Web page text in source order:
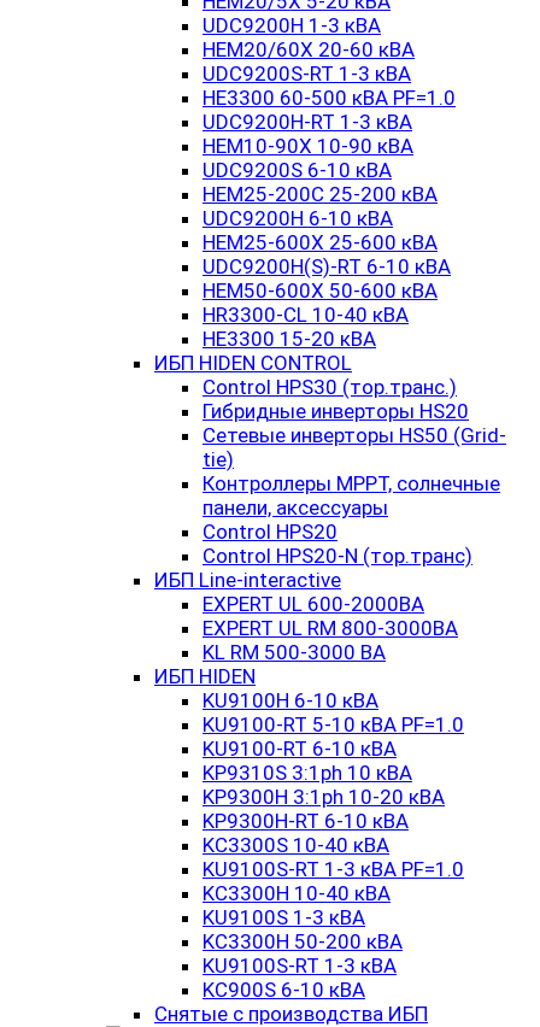
UDC9200H 1-3 кВА
HEM20/60X 20-60 кВА
UDC9200S-RT 1-3 кВА
HE3300 60-500 кВА PF=1.0
UDC9200H-RT 1-3 кВА
HEM10-90X 10-90 кВА
UDC9200S 6-10 кВА
HEM25-200C 25-200 кВА
UDC9200H 6-10 кВА
HEM25-600X 25-600 кВА
UDC9200H(S)-RT 6-10 кВА
HEM50-600X 50-600 кВА
HR3300-CL 10-40 кВА
HE3300 15-20 кВА
ИБП HIDEN CONTROL
Control HPS30 (тор.транс.)
Гибридные инверторы HS20
Сетевые инверторы HS50 (Grid-
tie)
Контроллеры MPPT, солнечные
панели, аксессуары
Control HPS20
Control HPS20-N (тор.транс)
ИБП Line-interactive
EXPERT UL 600-2000ВА
EXPERT UL RM 800-3000ВА
KL RM 500-3000 ВА
ИБП HIDEN
KU9100H 6-10 кВА
KU9100-RT 5-10 кВА PF=1.0
KU9100-RT 6-10 кВА
KP9310S 3:1ph 10 кВА
KP9300H 3:1ph 10-20 кВА
KP9300H-RT 6-10 кВА
KC3300S 10-40 кВА
KU9100S-RT 1-3 кВА PF=1.0
KC3300H 10-40 кВА
KU9100S 1-3 кВА
KC3300H 50-200 кВА
KU9100S-RT 1-3 кВА
KC900S 6-10 кВА
Снятые с производства ИБП